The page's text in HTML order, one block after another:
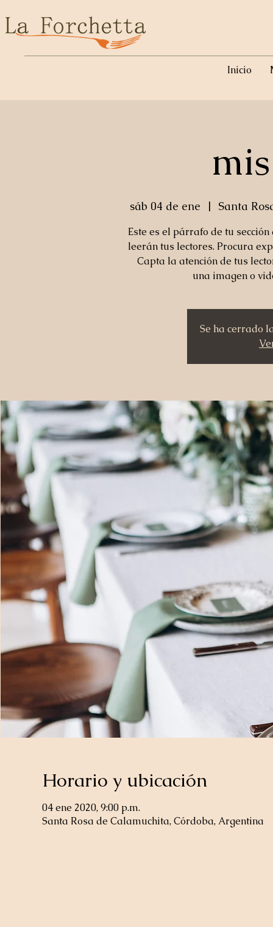
Inicio
sáb 04 de ene
  |
Santa
Este es el párrafo de tu
leerán tus lectores. Procura
Capta la atención de tus
una imagen o
Se ha cerrado
Horario y ubicación
04 ene 2020, 9:00 p.m.
Santa Rosa de Calamuchita, Córdoba, Argentina